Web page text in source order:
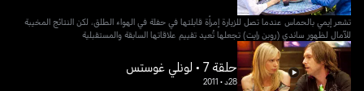
تشعر إيمي بالحماس عندما تصل للزيارة إمرأة قابلتها في حفلة في الهواء الطلق، لكن النتائج المخيبة
للآمال لظهور ساندي (روبن رايت) تجعلها تُعيد تقييم علاقاتها السابقة والمستقبلية
حلقة 7 • لونلي غوستس
28د •
2011